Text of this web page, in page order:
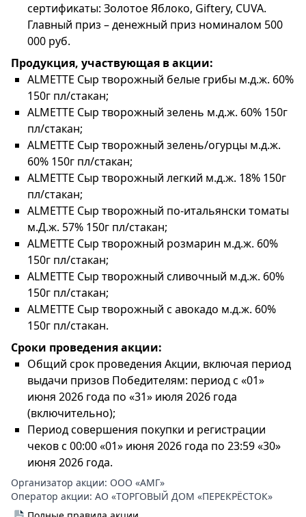
сертификаты: Золотое Яблоко, Giftery, CUVA.
Главный приз – денежный приз номиналом 500
000 руб.
Продукция, участвующая в акции:
ALMETTE Сыр творожный белые грибы м.д.ж. 60%
150г пл/стакан;
ALMETTE Сыр творожный зелень м.д.ж. 60% 150г
пл/стакан;
ALMETTE Сыр творожный зелень/огурцы м.д.ж.
60% 150г пл/стакан;
ALMETTE Сыр творожный легкий м.д.ж. 18% 150г
пл/стакан;
ALMETTE Сыр творожный по-итальянски томаты
м.Д.ж. 57% 150г пл/стакан;
ALMETTE Сыр творожный розмарин м.д.ж. 60%
150г пл/стакан;
ALMETTE Сыр творожный сливочный м.д.ж. 60%
150г пл/стакан;
ALMETTE Сыр творожный с авокадо м.д.ж. 60%
150г пл/стакан.
Сроки проведения акции:
Общий срок проведения Акции, включая период
выдачи призов Победителям: период с «01»
июня 2026 года по «31» июля 2026 года
(включительно);
Период совершения покупки и регистрации
чеков с 00:00 «01» июня 2026 года по 23:59 «30»
июня 2026 года.
Организатор акции: ООО «АМГ»
Оператор акции: АО «ТОРГОВЫЙ ДОМ «ПЕРЕКРЁСТОК»